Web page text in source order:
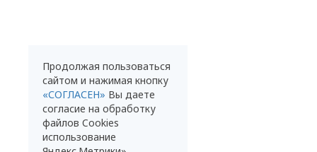
Продолжая пользоваться
сайтом и нажимая кнопку
«СОГЛАСЕН» Вы даете
согласие на обработку
файлов Cookies
использование